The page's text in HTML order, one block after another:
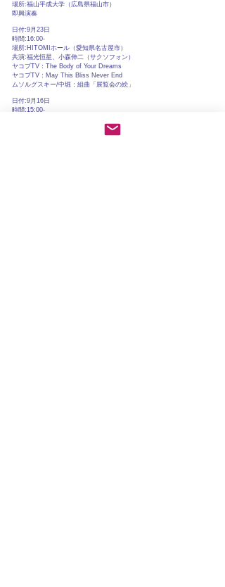
場所:福山平成大学（広島県福山市）
即興演奏
日付:9月23日
時間:16:00-
場所:HITOMIホール（愛知県名古屋市）
共演:福光恒星、小森伸二（サクソフォン）
ヤコブTV：The Body of Your Dreams
ヤコブTV：May This Bliss Never End
​ムソルグスキー/中堀：組曲「展覧会の絵」
日付:9月16日
時間:15:00-
共演:成田寛（ヴィオラ/山形交響楽団）
ブラームス：ヴィオラ・ソナタOp.120-1